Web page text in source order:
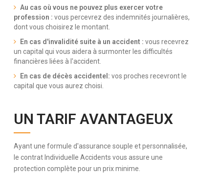
Au cas où vous ne pouvez plus exercer votre
profession : vous percevrez des indemnités journalières,
dont vous choisirez le montant.
En cas d'invalidité suite à un accident : vous recevrez
un capital qui vous aidera à surmonter les difficultés
financières liées à l'accident.
En cas de décès accidentel: vos proches recevront le
capital que vous aurez choisi.
UN TARIF AVANTAGEUX
Ayant une formule d'assurance souple et personnalisée,
le contrat Individuelle Accidents vous assure une
protection complète pour un prix minime.